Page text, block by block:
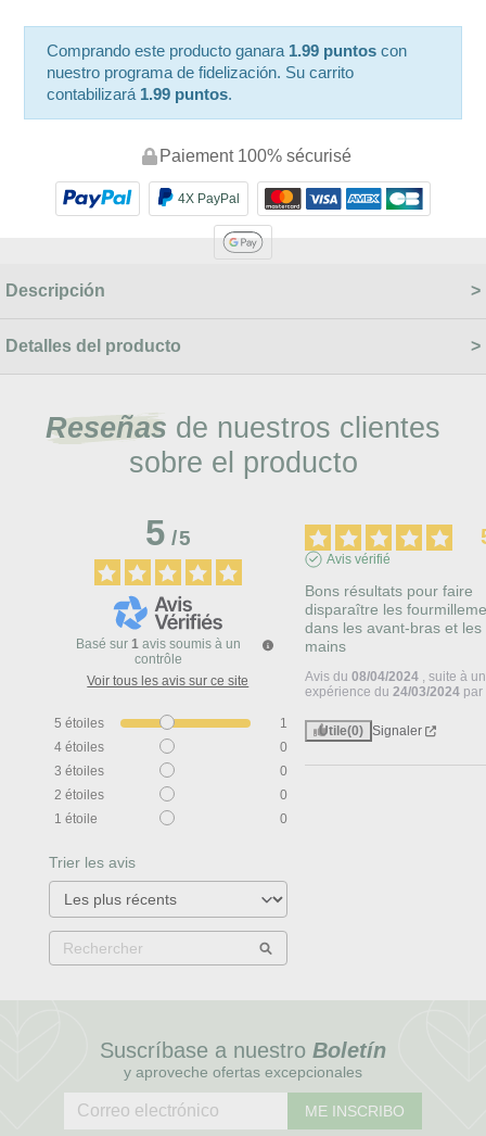
Comprando este producto ganara 1.99 puntos con
nuestro programa de fidelización. Su carrito
contabilizará 1.99 puntos.
Paiement 100% sécurisé
4X PayPal
Descripción
Detalles del producto
Reseñas de nuestros clientes
sobre el producto
5/5
Basé sur 1 avis soumis à un
contrôle
Voir tous les avis sur ce site
5 étoiles
1
4 étoiles
0
3 étoiles
0
2 étoiles
0
1 étoile 0
Trier les avis
Avis vérifié
Bons résultats pour faire
disparaître les
dans les avant-bras et les
mains
Avis du08/04/2024 , suite à
expérience du24/03/2024 par
Utile(0) Signaler
Suscríbase a nuestro Boletín
y aproveche ofertas excepcionales
ME INSCRIBO